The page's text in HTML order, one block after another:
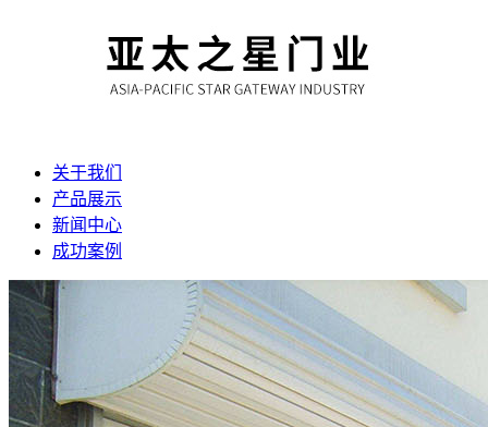
关于我们
产品展示
新闻中心
成功案例